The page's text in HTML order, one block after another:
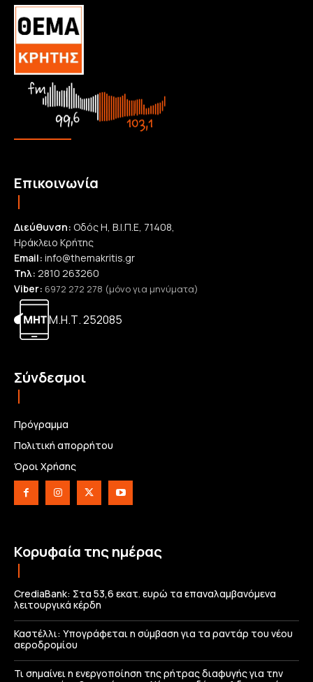
Επικοινωνία
Διεύθυνση: Οδός Η, Β.Ι.Π.Ε, 71408,
Ηράκλειο Κρήτης
Email: info@themakritis.gr
Τηλ: 2810 263260
Viber: 6972 272 278 (μόνο για μηνύματα)
Μ.Η.Τ. 252085
Σύνδεσμοι
Πρόγραμμα
Πολιτική απορρήτου
Όροι Χρήσης
Κορυφαία της ημέρας
CrediaBank: Στα 53,6 εκατ. ευρώ τα επαναλαμβανόμενα
λειτουργικά κέρδη
Καστέλλι: Υπογράφεται η σύμβαση για τα ραντάρ του νέου
αεροδρομίου
Τι σημαίνει η ενεργοποίηση της ρήτρας διαφυγής για την